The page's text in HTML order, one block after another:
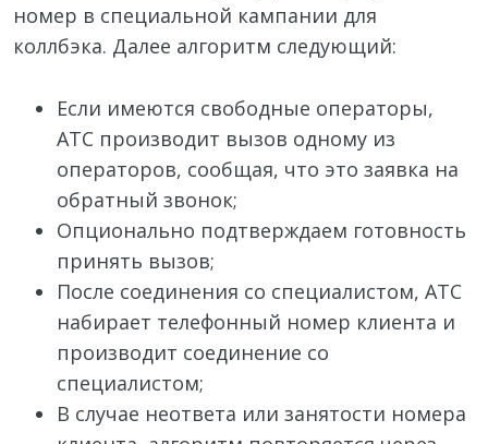
номер в специальной кампании для
коллбэка. Далее алгоритм следующий:
Если имеются свободные операторы,
АТС производит вызов одному из
операторов, сообщая, что это заявка на
обратный звонок;
Опционально подтверждаем готовность
принять вызов;
После соединения со специалистом, АТС
набирает телефонный номер клиента и
производит соединение со
специалистом;
В случае неответа или занятости номера